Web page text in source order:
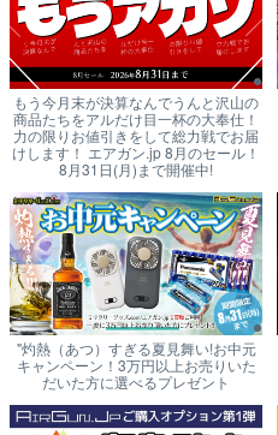
もう今月末が決算なんでうんと沢山の
商品たちをアルだけ目一杯の大奉仕！
力の限りお値引きをして総力戦でお届
けします！ エアガン.jp 8月のセール！
8月31日(月)まで開催中!
"灼熱（あつ）すぎる夏見舞い!お中元
キャンペーン！3万円以上お売りいた
だいた方に選べるプレゼント